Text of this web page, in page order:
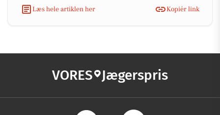
Læs hele artiklen her
Kopiér link
VORES Jægerspris